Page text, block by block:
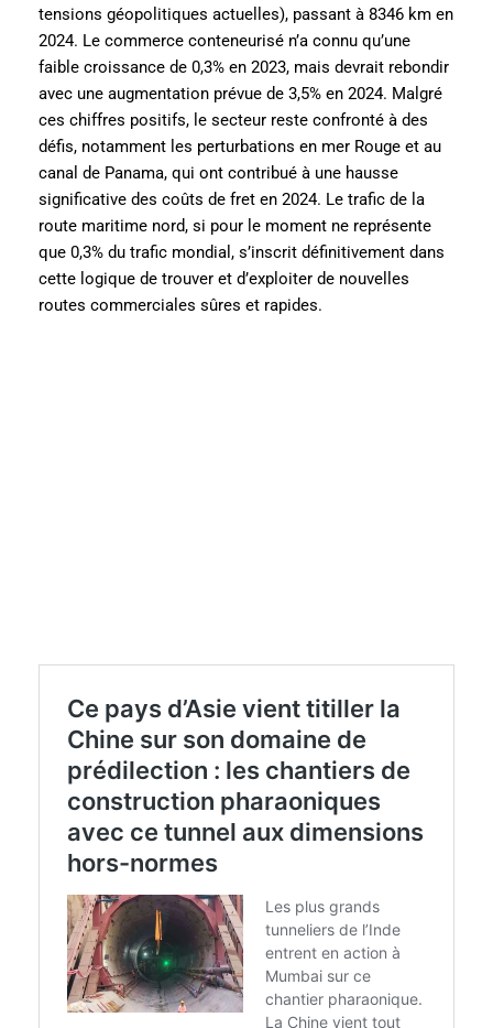
tensions géopolitiques actuelles), passant à 8346 km en
2024. Le commerce conteneurisé n’a connu qu’une
faible croissance de 0,3% en 2023, mais devrait rebondir
avec une augmentation prévue de 3,5% en 2024. Malgré
ces chiffres positifs, le secteur reste confronté à des
défis, notamment les perturbations en mer Rouge et au
canal de Panama, qui ont contribué à une hausse
significative des coûts de fret en 2024. Le trafic de la
route maritime nord, si pour le moment ne représente
que 0,3% du trafic mondial, s’inscrit définitivement dans
cette logique de trouver et d’exploiter de nouvelles
routes commerciales sûres et rapides.